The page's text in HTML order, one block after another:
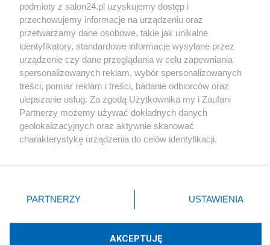
Społeczeństwo
Kultura
X Facebook Instagram Youtube
podmioty z salon24.pl uzyskujemy dostęp i
przechowujemy informacje na urządzeniu oraz
przetwarzamy dane osobowe, takie jak unikalne
identyfikatory, standardowe informacje wysyłane przez
urządzenie czy dane przeglądania w celu zapewniania
spersonalizowanych reklam, wybór spersonalizowanych
treści, pomiar reklam i treści, badanie odbiorców oraz
ulepszanie usług. Za zgodą Użytkownika my i Zaufani
Partnerzy możemy używać dokładnych danych
geolokalizacyjnych oraz aktywnie skanować
charakterystykę urządzenia do celów identyfikacji.
zmienić/wycofać klikając przycisk ustawień prywatności
znajdujący się w lewym dolnym rogu strony
rodzaje przetwarzania danych nie wymagają zgody
użytkownika, ale masz prawo sprzeciwić się takiemu
PARTNERZY USTAWIENIA
AKCEPTUJĘ